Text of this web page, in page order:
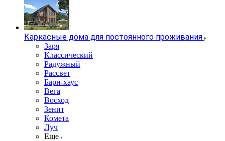
Каркасные дома для постоянного проживания
Заря
Классический
Радужный
Рассвет
Барн-хаус
Вега
Восход
Зенит
Комета
Луч
Еще